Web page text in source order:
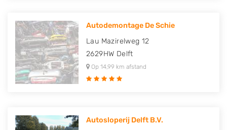
Autodemontage De Schie
Lau Mazirelweg 12
2629HW Delft
Op 14,99 km afstand
Autosloperij Delft B.V.